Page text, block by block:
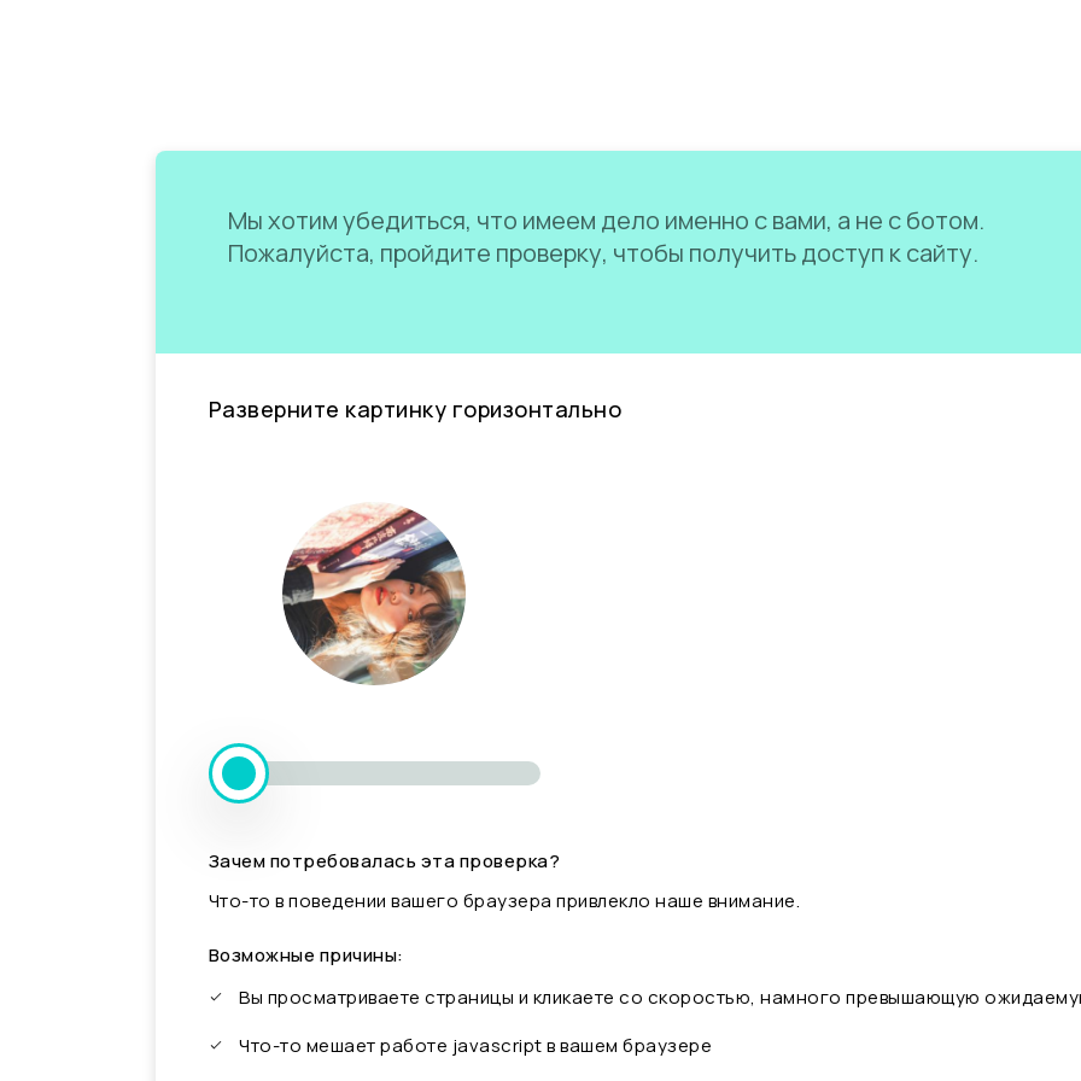
Мы хотим убедиться, что имеем дело именно с вами, а не с ботом.
Пожалуйста, пройдите проверку, чтобы получить доступ к сайту.
Разверните картинку горизонтально
Зачем потребовалась эта проверка?
Что-то в поведении вашего браузера привлекло наше внимание.
Возможные причины:
Вы просматриваете страницы и кликаете со скоростью, намного превышающую
Что-то мешает работе javascript в вашем браузере